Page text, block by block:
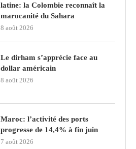
latine: la Colombie reconnaît la
marocanité du Sahara
8 août 2026
Le dirham s’apprécie face au
dollar américain
8 août 2026
Maroc: l’activité des ports
progresse de 14,4% à fin juin
7 août 2026